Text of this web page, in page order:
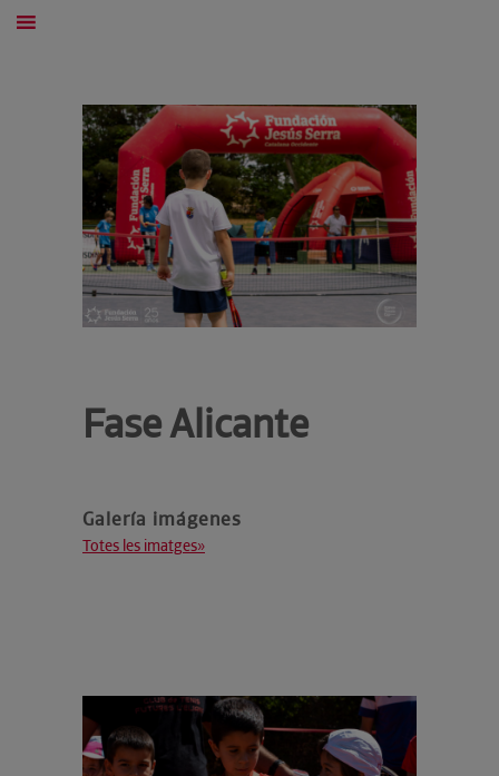
Fase Alicante
Galería imágenes
Totes les imatges»